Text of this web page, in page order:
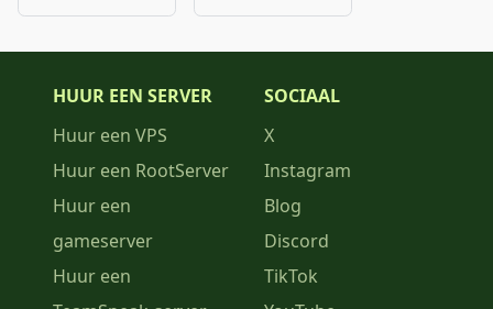
HUUR EEN SERVER
Huur een VPS
Huur een RootServer
Huur een
gameserver
Huur een
SOCIAAL
X
Instagram
Blog
Discord
TikTok